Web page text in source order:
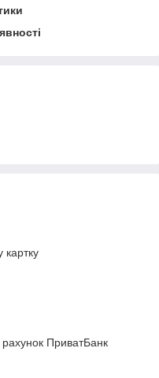
картку
ПриватБанк